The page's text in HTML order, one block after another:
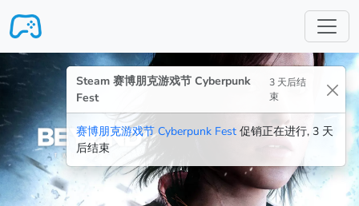
Steam 赛博朋克游戏节 Cyberpunk
Fest
3 天后结
束
赛博朋克游戏节 Cyberpunk Fest 促销正在进行, 3 天
后结束